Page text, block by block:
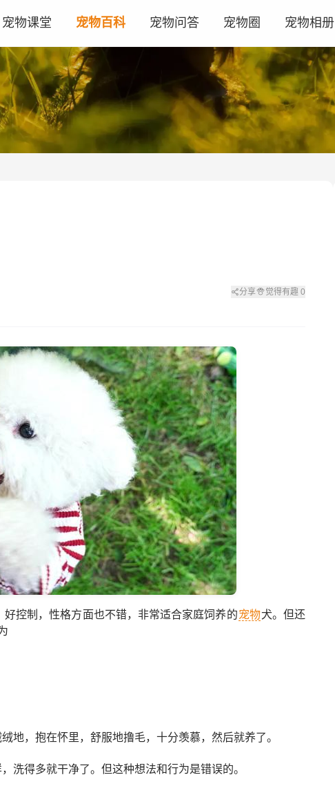
宠物课堂 宠物百科 宠物问答 宠物圈 宠物相册
分享 觉得有趣 0
控制，性格方面也不错，非常适合家庭饲养的宠物犬。但还
地，抱在怀里，舒服地撸毛，十分羡慕，然后就养了。
洗得多就干净了。但这种想法和行为是错误的。